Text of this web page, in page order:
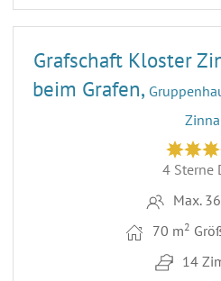
14
Grafschaft Kloster
beim Grafen,
Zinna
4 Sterne
Max.
70 m2
14